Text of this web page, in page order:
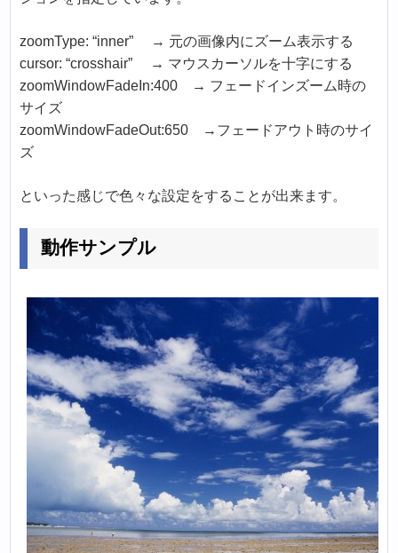
zoomType: “inner” → 元の画像内にズーム表示する
cursor: “crosshair” → マウスカーソルを十字にする
zoomWindowFadeIn:400 → フェードインズーム時の
サイズ
zoomWindowFadeOut:650 →フェードアウト時のサイ
ズ
といった感じで色々な設定をすることが出来ます。
動作サンプル